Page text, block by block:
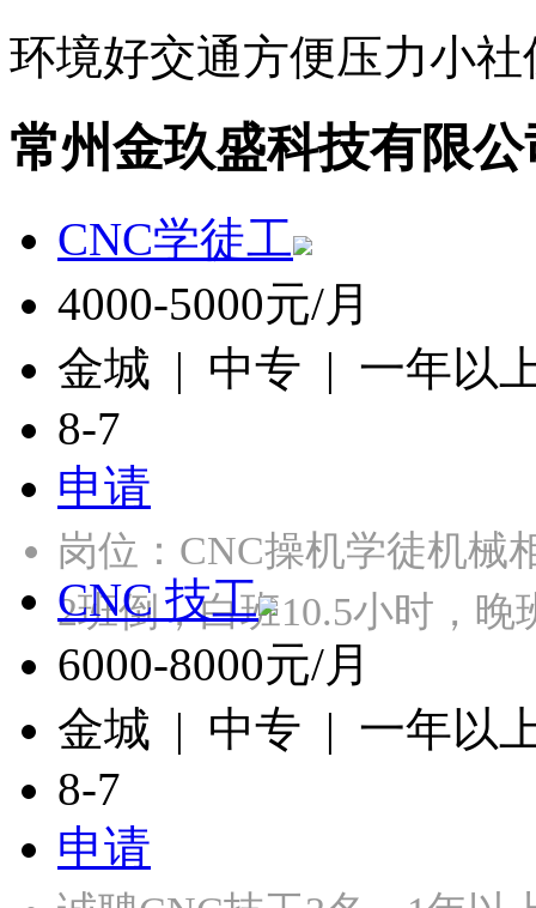
环境好交通方便压力小社
常州金玖盛科技有限
CNC学徒工
4000-5000元/月
金城 | 中专 | 一年以
8-7
申请
岗位：CNC操机学徒机械
2班倒，白班10.5小时，
CNC 技工
6000-8000元/月
金城 | 中专 | 一年以
8-7
申请